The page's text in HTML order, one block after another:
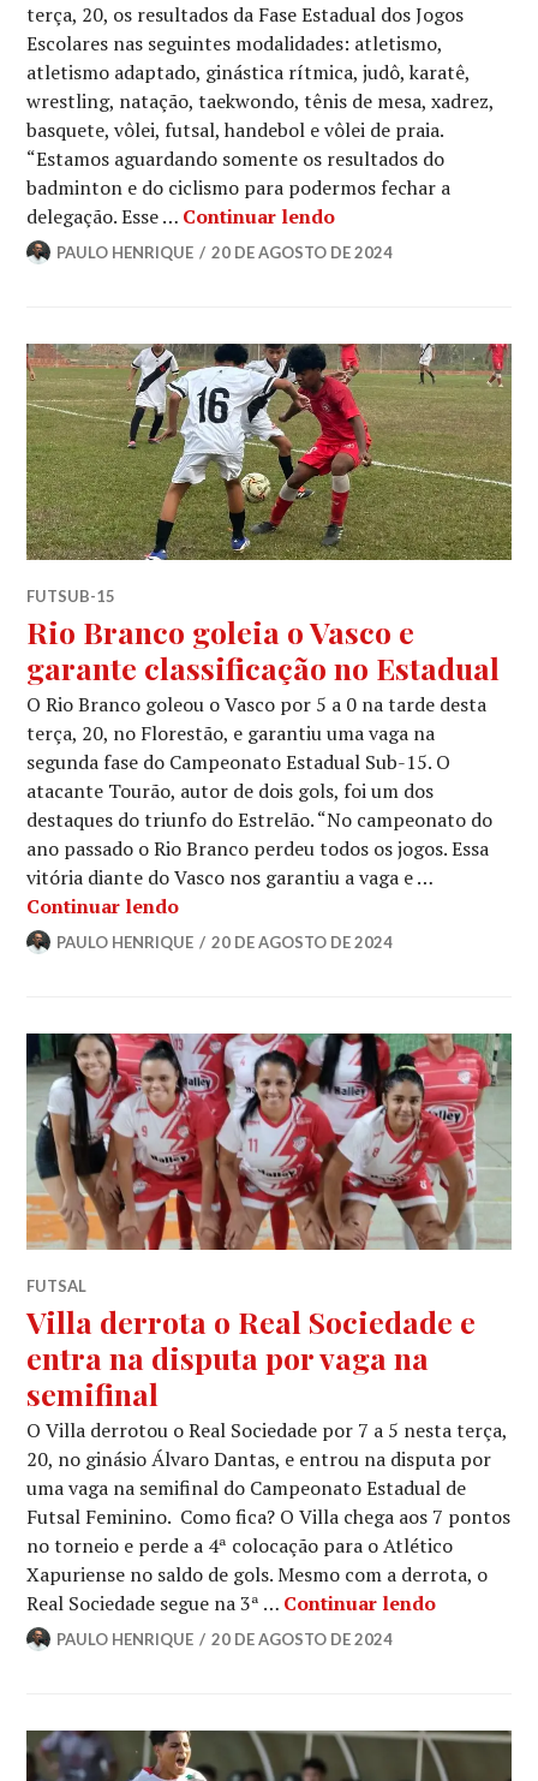
terça, 20, os resultados da Fase Estadual dos Jogos
Escolares nas seguintes modalidades: atletismo,
atletismo adaptado, ginástica rítmica, judô, karatê,
wrestling, natação, taekwondo, tênis de mesa, xadrez,
basquete, vôlei, futsal, handebol e vôlei de praia.
“Estamos aguardando somente os resultados do
badminton e do ciclismo para podermos fechar a
delegação. Esse … Continuar lendo
PAULO HENRIQUE 20 DE AGOSTO DE 2024
FUTSUB-15
Rio Branco goleia o Vasco e
garante classificação no Estadual
O Rio Branco goleou o Vasco por 5 a 0 na tarde desta
terça, 20, no Florestão, e garantiu uma vaga na
segunda fase do Campeonato Estadual Sub-15. O
atacante Tourão, autor de dois gols, foi um dos
destaques do triunfo do Estrelão. “No campeonato do
ano passado o Rio Branco perdeu todos os jogos. Essa
vitória diante do Vasco nos garantiu a vaga e …
Continuar lendo
PAULO HENRIQUE 20 DE AGOSTO DE 2024
FUTSAL
Villa derrota o Real Sociedade e
entra na disputa por vaga na
semifinal
O Villa derrotou o Real Sociedade por 7 a 5 nesta terça,
20, no ginásio Álvaro Dantas, e entrou na disputa por
uma vaga na semifinal do Campeonato Estadual de
Futsal Feminino. Como fica? O Villa chega aos 7 pontos
no torneio e perde a 4ª colocação para o Atlético
Xapuriense no saldo de gols. Mesmo com a derrota, o
Real Sociedade segue na 3ª … Continuar lendo
PAULO HENRIQUE 20 DE AGOSTO DE 2024